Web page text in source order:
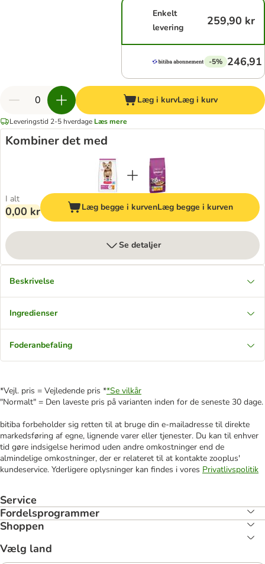
Enkelt
levering
259,90 kr
-5% 246,91
Læg i kurvLæg i kurv
Leveringstid 2-5 hverdage Læs mere
Kombiner det med
I alt
0,00 kr Læg begge i kurvenLæg begge i kurven
Se detaljer
Beskrivelse
Ingredienser
Foderanbefaling
*Vejl. pris = Vejledende pris **Se vilkår
"Normalt" = Den laveste pris på varianten inden for de seneste 30 dage.
bitiba forbeholder sig retten til at bruge din e-mailadresse til direkte
markedsføring af egne, lignende varer eller tjenester. Du kan til enhver
tid gøre indsigelse herimod uden andre omkostninger end de
almindelige omkostninger, der er relateret til at kontakte zooplus'
kundeservice. Yderligere oplysninger kan findes i vores Privatlivspolitik
Service
Fordelsprogrammer
Shoppen
Vælg land